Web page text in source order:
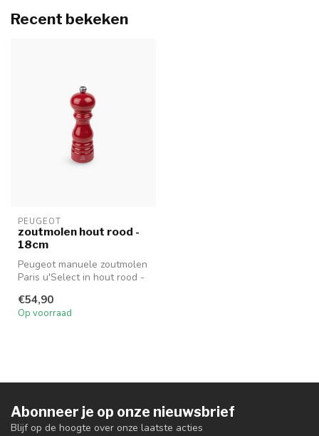
Recent bekeken
PEUGEOT
zoutmolen hout rood -
18cm
Peugeot manuele zoutmolen
Paris u'Select in hout rood -
€54,90
Op voorraad
Abonneer je op onze nieuwsbrief
Blijf op de hoogte over onze laatste acties